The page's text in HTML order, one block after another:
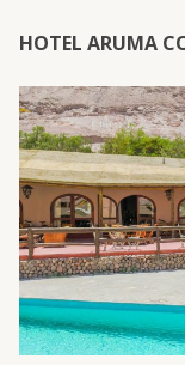
HOTEL ARUMA